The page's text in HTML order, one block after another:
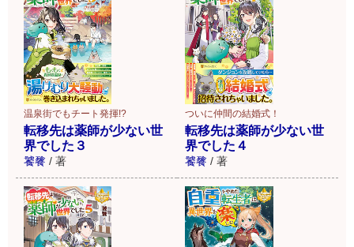
温泉街でもチート発揮!?
転移先は薬師が少ない世
界でした３
饕餮 / 著
ついに仲間の結婚式！
転移先は薬師が少ない世
界でした４
饕餮 / 著